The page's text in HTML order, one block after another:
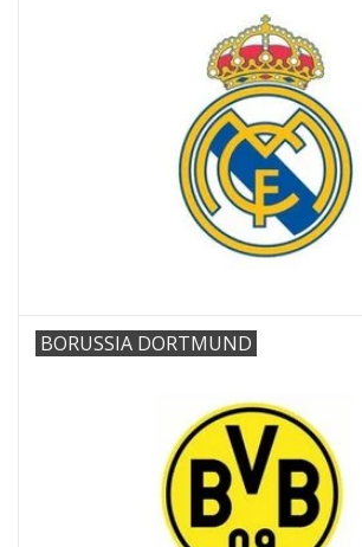
BORUSSIA DORTMUND